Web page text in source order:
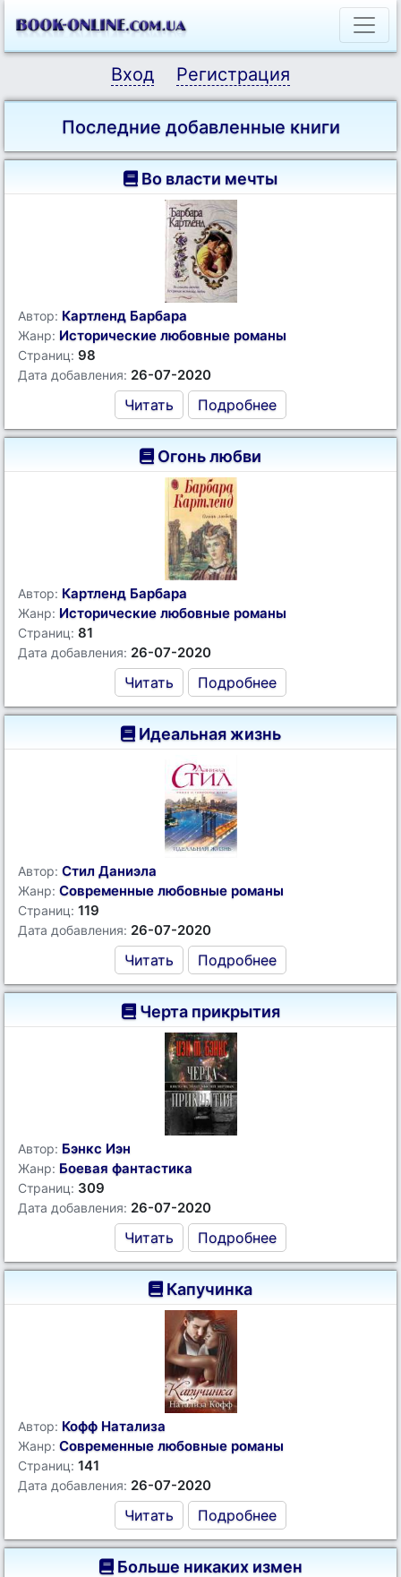
Вход Регистрация
Последние добавленные книги
Во власти мечты
Автор: Картленд Барбара
Жанр: Исторические любовные романы
Страниц: 98
Дата добавления: 26-07-2020
Читать Подробнее
Огонь любви
Автор: Картленд Барбара
Жанр: Исторические любовные романы
Страниц: 81
Дата добавления: 26-07-2020
Читать Подробнее
Идеальная жизнь
Автор: Стил Даниэла
Жанр: Современные любовные романы
Страниц: 119
Дата добавления: 26-07-2020
Читать Подробнее
Черта прикрытия
Автор: Бэнкс Иэн
Жанр: Боевая фантастика
Страниц: 309
Дата добавления: 26-07-2020
Читать Подробнее
Капучинка
Автор: Кофф Натализа
Жанр: Современные любовные романы
Страниц: 141
Дата добавления: 26-07-2020
Читать Подробнее
Больше никаких измен